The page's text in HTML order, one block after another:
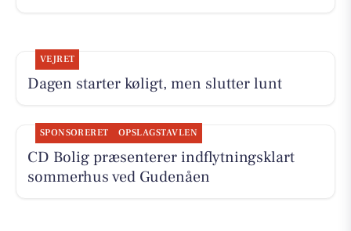
VEJRET
Dagen starter køligt, men slutter lunt
SPONSORERET OPSLAGSTAVLEN
CD Bolig præsenterer indflytningsklart
sommerhus ved Gudenåen